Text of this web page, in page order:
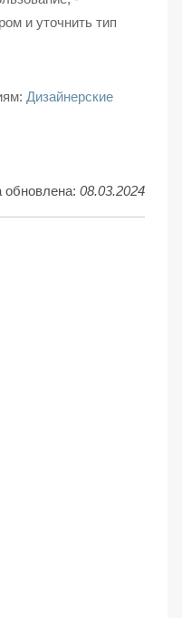
и уточнить тип
Дизайнерские
обновлена: 08.03.2024